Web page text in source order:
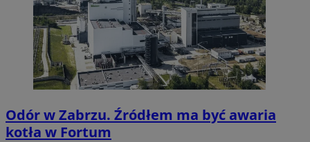
Odór w Zabrzu. Źródłem ma być awaria
kotła w Fortum